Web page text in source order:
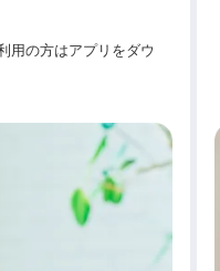
用の方はアプリをダウ